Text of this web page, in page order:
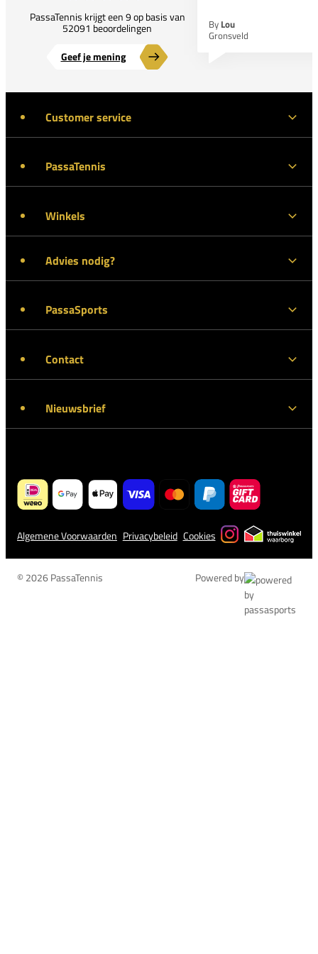
PassaTennis krijgt een 9 op basis van
52091 beoordelingen
Geef je mening
By Lou
Gronsveld
Customer service
PassaTennis
Winkels
Advies nodig?
PassaSports
Contact
Nieuwsbrief
Algemene Voorwaarden Privacybeleid Cookies
© 2026 PassaTennis Powered by